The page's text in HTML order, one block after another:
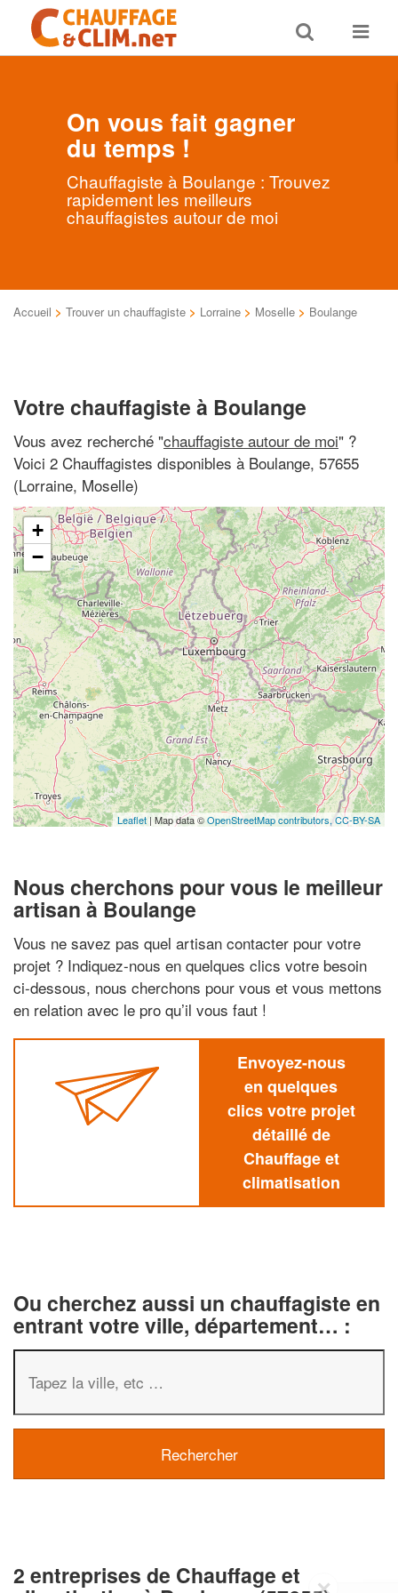
Toggle
search
Toggle
On vous fait gagner
du temps !
Chauffagiste à Boulange : Trouvez
rapidement les meilleurs
chauffagistes autour de moi
Accueil > Trouver un chauffagiste > Lorraine > Moselle > Boulange
Votre chauffagiste à Boulange
Vous avez recherché "chauffagiste autour de moi" ?
Voici 2 Chauffagistes disponibles à Boulange, 57655
(Lorraine, Moselle)
+
−
Leaflet | Map data ©OpenStreetMap contributors,CC-BY-SA
Nous cherchons pour vous le meilleur
artisan à Boulange
Vous ne savez pas quel artisan contacter pour votre
projet ? Indiquez-nous en quelques clics votre besoin
ci-dessous, nous cherchons pour vous et vous mettons
en relation avec le pro qu’il vous faut !
Envoyez-nous
en quelques
clics votre projet
détaillé de
Chauffage et
climatisation
Ou cherchez aussi un chauffagiste en
entrant votre ville, département… :
2 entreprises de Chauffage et